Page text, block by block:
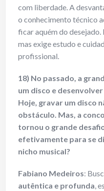
com liberdade. A
o conhecimento técnico
ficar aquém do
mas exige estudo e
profissional.
18) No passado, a
um disco e
Hoje, gravar um disco
obstáculo. Mas, a
tornou o grande
efetivamente para se
nicho musical?
Fabiano Medeiros:
autêntica e profunda,